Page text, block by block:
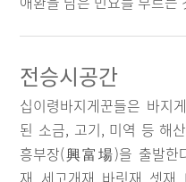
전승시공간
십이령바지게꾼들은 바지
된 소금, 고기, 미역 등 해
흥부장(興富場)을 출발한
재, 세고개재, 바릿재, 셋재